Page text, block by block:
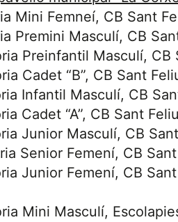
Mini Femneí, CB Sant
Premini Masculí, CB
Preinfantil Masculí, CB
Cadet “B”, CB Sant
Infantil Masculí, CB
Cadet “A”, CB Sant
Junior Masculí, CB
Senior Femení, CB
Junior Femení, CB
Mini Masculí,